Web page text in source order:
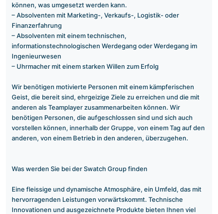
können, was umgesetzt werden kann.
– Absolventen mit Marketing-, Verkaufs-, Logistik- oder
Finanzerfahrung
– Absolventen mit einem technischen,
informationstechnologischen Werdegang oder Werdegang im
Ingenieurwesen
– Uhrmacher mit einem starken Willen zum Erfolg
Wir benötigen motivierte Personen mit einem kämpferischen
Geist, die bereit sind, ehrgeizige Ziele zu erreichen und die mit
anderen als Teamplayer zusammenarbeiten können. Wir
benötigen Personen, die aufgeschlossen sind und sich auch
vorstellen können, innerhalb der Gruppe, von einem Tag auf den
anderen, von einem Betrieb in den anderen, überzugehen.
Was werden Sie bei der Swatch Group finden
Eine fleissige und dynamische Atmosphäre, ein Umfeld, das mit
hervorragenden Leistungen vorwärtskommt. Technische
Innovationen und ausgezeichnete Produkte bieten Ihnen viel